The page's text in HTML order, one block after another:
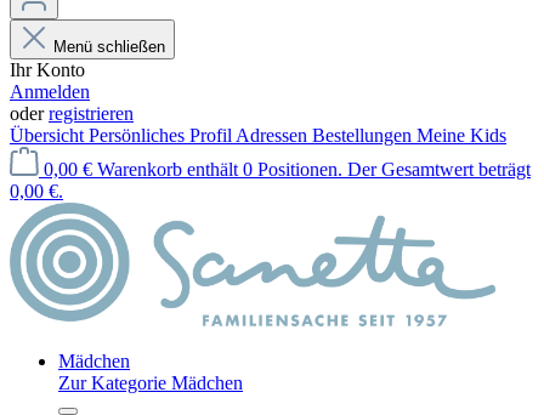
Menü schließen
Ihr Konto
Anmelden
oderregistrieren
Übersicht Persönliches Profil Adressen Bestellungen Meine Kids
0,00 € Warenkorb enthält 0 Positionen. Der Gesamtwert beträgt
0,00 €.
Mädchen
Zur Kategorie Mädchen